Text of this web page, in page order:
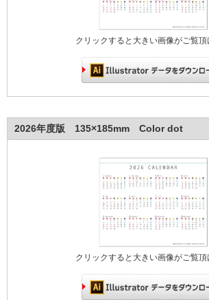
クリックすると大きい画像がご覧頂
2026年度版 135×185mm Color dot
クリックすると大きい画像がご覧頂